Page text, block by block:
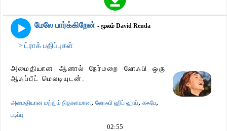
மேலே பார்க்கிறேன் - மூலம் David Renda
> ட்ராக் பதிப்புகள்
அமைதியான ஆனால் நேர்மறை லோஃபி ஒரு
ஆஃப்பீட் மெலடியுடன்.
அமைதியான மற்றும் நிதானமான, லோஃபி ஹிப் ஹாப், கஃபே,
படிப்பு
02:55